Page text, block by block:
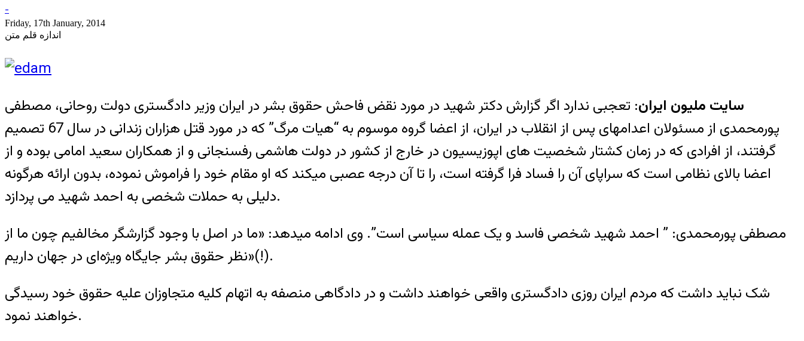
-
Friday, 17th January, 2014
اندازه قلم متن
سایت ملیون ایران: تعجبی ندارد اگر گزارش دکتر شهید در مورد نقض فاحش حقوق بشر در ایران وزیر دادگستری دولت روحانی، مصطفی
پورمحمدی از مسئولان اعدامهای پس از انقلاب در ایران، از اعضا گروه موسوم به “هیات مرگ” که در مورد قتل هزاران زندانی در سال 67 تصمیم
گرفتند، از افرادی که در زمان کشتار شخصیت های اپوزیسیون در خارج از کشور در دولت هاشمی رفسنجانی و از همکاران سعید امامی بوده و از
اعضا بالای نظامی است که سراپای آن را فساد فرا گرفته است، را تا آن درجه عصبی میکند که او مقام خود را فراموش نموده، بدون ارائه هرگونه
دلیلی به حملات شخصی به احمد شهید می پردازد.
مصطفی پورمحمدی: ” احمد شهید شخصی فاسد و یک عمله سیاسی است”. وی ادامه میدهد: «ما در اصل با وجود گزارشگر مخالفیم چون ما از
نظر حقوق بشر جایگاه ویژه‌ای در جهان داریم»(!).
شک نباید داشت که مردم ایران روزی دادگستری واقعی خواهند داشت و در دادگاهی منصفه به اتهام کلیه متجاوزان علیه حقوق خود رسیدگی
خواهند نمود.